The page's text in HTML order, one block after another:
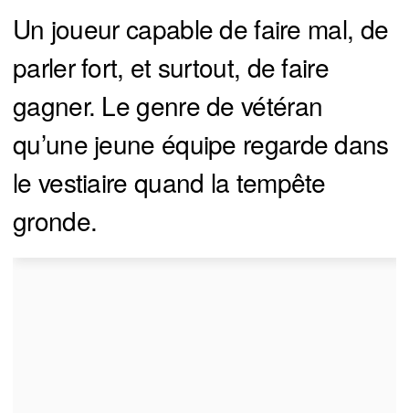
Un joueur capable de faire mal, de
parler fort, et surtout, de faire
gagner. Le genre de vétéran
qu’une jeune équipe regarde dans
le vestiaire quand la tempête
gronde.